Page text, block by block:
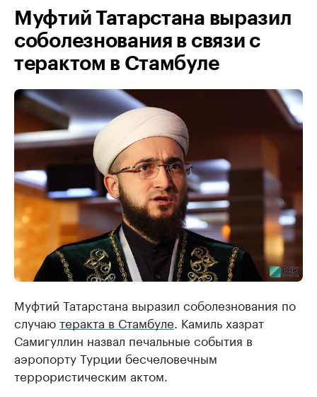
Муфтий Татарстана выразил
соболезнования в связи с
терактом в Стамбуле
Муфтий Татарстана выразил соболезнования по
случаютеракта в Стамбуле . Камиль хазрат
Самигуллин назвал печальные события в
аэропорту Турции бесчеловечным
террористическим актом.